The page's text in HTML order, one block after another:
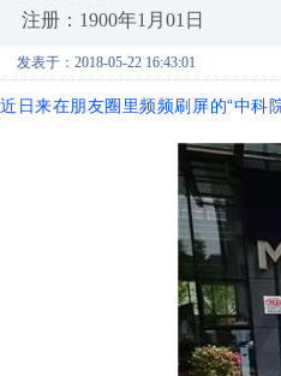
注册：1900年1月01日
发表于：2018-05-22 16:43:01
近日来在朋友圈里频频刷屏的“中科